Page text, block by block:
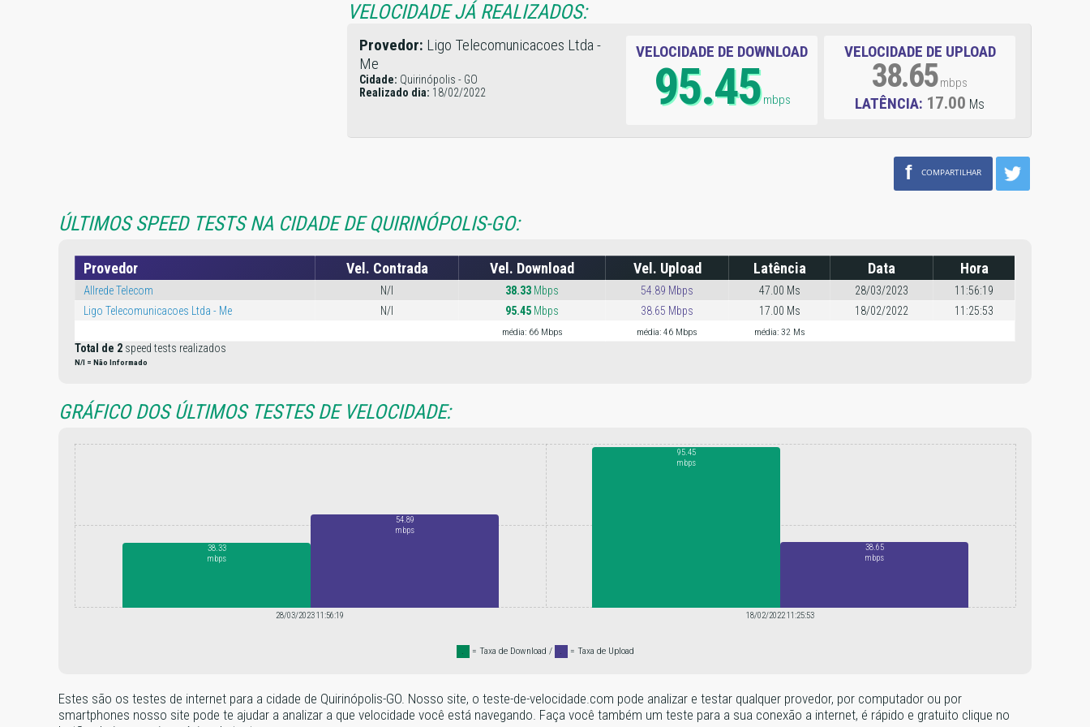
VELOCIDADE JÁ REALIZADOS:
Provedor: Ligo Telecomunicacoes Ltda -
Me
Cidade: Quirinópolis - GO
Realizado dia: 18/02/2022
VELOCIDADE DE DOWNLOAD
95.45mbps
VELOCIDADE DE UPLOAD
38.65mbps
LATÊNCIA: 17.00 Ms
f COMPARTILHAR
ÚLTIMOS SPEED TESTS NA CIDADE DE QUIRINÓPOLIS-GO:
Provedor Vel. Contrada Vel. Download Vel. Upload Latência Data Hora
Allrede Telecom N/I 38.33 Mbps 54.89 Mbps 47.00 Ms 28/03/2023
11:56:19
Ligo Telecomunicacoes Ltda - Me
N/I 95.45 Mbps 38.65 Mbps 17.00 Ms 18/02/2022 11:25:53
média: 66 Mbps média: 46 Mbps média: 32 Ms
Total de 2 speed tests realizados
N/I = Não Informado
GRÁFICO DOS ÚLTIMOS TESTES DE VELOCIDADE:
38.33
mbps
54.89
mbps
28/03/2023 11:56:19
95.45
mbps
38.65
mbps
18/02/2022 11:25:53
. = Taxa de Download / . = Taxa de Upload
Estes são os testes de internet para a cidade de Quirinópolis-GO. Nosso site, o teste-de-velocidade.com pode analizar e testar qualquer provedor, por computador ou por
smartphones nosso site pode te ajudar a analizar a que velocidade você está navegando. Faça você também um teste para a sua conexão a internet, é rápido e gratuito clique no